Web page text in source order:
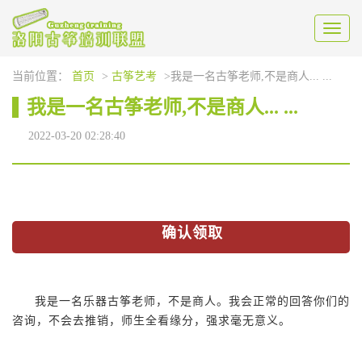
Toggle
当前位置： 首页 > 古筝艺考 >我是一名古筝老师,不是商人... ...
我是一名古筝老师,不是商人... ...
2022-03-20 02:28:40
确认领取
我是一名乐器古筝老师，不是商人。我会正常的回答你们的
咨询，不会去推销，师生全看缘分，强求毫无意义。